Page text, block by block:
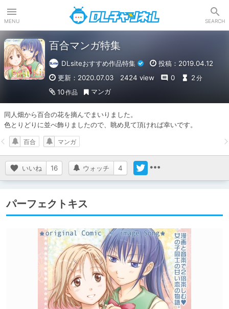
MENU SEARCH
百合マンガ特集
DLsiteおすすめ作品特集
投稿：2019.04.12
更新：2020.07.03
2424 view 0 2 分
10作品 マンガ
同人畑から百合の花を摘んでまいりました。
色とりどりに並べ飾りましたので、眺め見て頂ければ幸いです。
いいね 16 ウォッチ 4
百合 マンガ
パーフェクトキス